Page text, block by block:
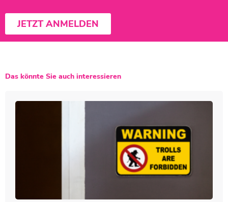
JETZT ANMELDEN
Das könnte Sie auch interessieren